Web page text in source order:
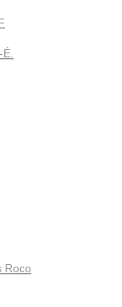
É.
Roco